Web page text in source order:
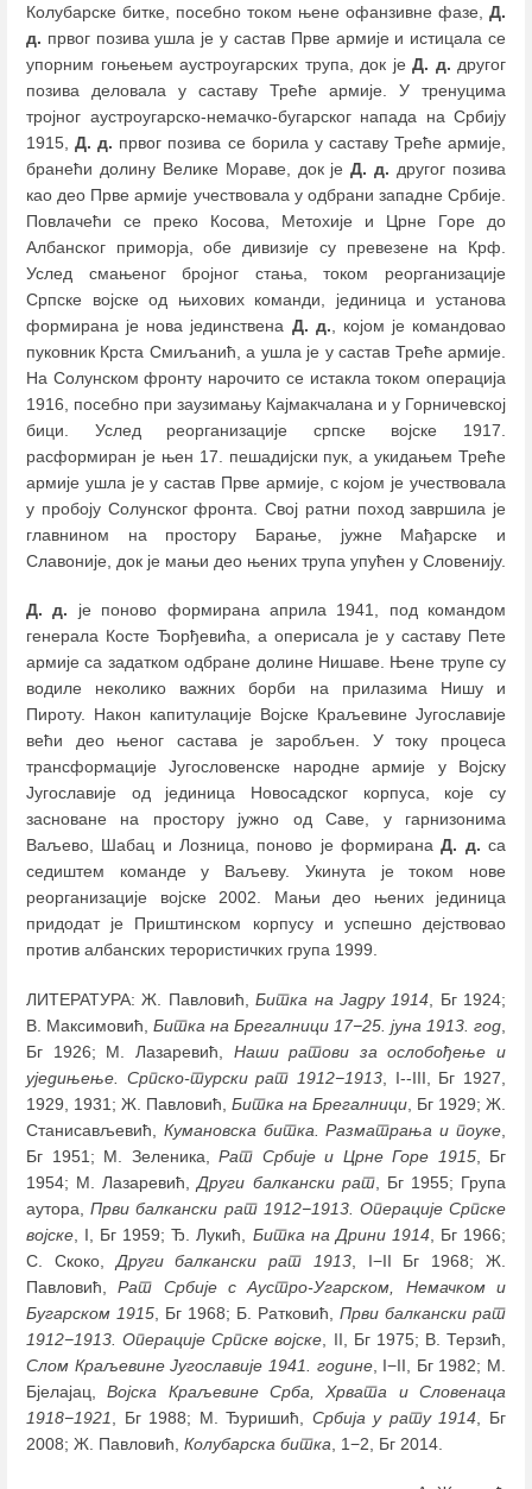
Колубарске битке, посебно током њене офанзивне фазе, Д.
д. првог позива ушла је у састав Прве армије и истицала се
упорним гоњењем аустроугарских трупа, док је Д. д. другог
позива деловала у саставу Треће армије. У тренуцима
тројног аустроугарско-немачко-бугарског напада на Србију
1915,Д. д. првог позива се борила у саставу Треће армије,
бранећи долину Велике Мораве, док јеД. д. другог позива
као део Прве армије учествовала у одбрани западне Србије.
Повлачећи се преко Косова, Метохије и Црне Горе до
Албанског приморја, обе дивизије су превезене на Крф.
Услед смањеног бројног стања, током реорганизације
Српске војске од њихових команди, јединица и установа
формирана је нова јединствена Д. д. , којом је командовао
пуковник Крста Смиљанић, а ушла је у састав Треће армије.
На Солунском фронту нарочито се истакла током операција
1916, посебно при заузимању Кајмакчалана и у Горничевској
бици. Услед реорганизације српске војске 1917.
расформиран је њен 17. пешадијски пук, а укидањем Треће
армије ушла је у састав Прве армије, с којом је учествовала
у пробоју Солунског фронта. Свој ратни поход завршила је
главнином на простору Барање, јужне Мађарске и
Славоније, док је мањи део њених трупа упућен у Словенију.
Д. д. је поново формирана априла 1941, под командом
генерала Косте Ђорђевића, а оперисала је у саставу Пете
армије са задатком одбране долине Нишаве. Њене трупе су
водиле неколико важних борби на прилазима Нишу и
Пироту. Након капитулације Војске Краљевине Југославије
већи део њеног састава је заробљен. У току процеса
трансформације Југословенске народне армије у Војску
Југославије од јединица Новосадског корпуса, које су
засноване на простору јужно од Саве, у гарнизонима
Ваљево, Шабац и Лозница, поново је формиранаД. д. са
седиштем команде у Ваљеву. Укинута је током нове
реорганизације војске 2002. Мањи део њених јединица
придодат је Приштинском корпусу и успешно дејствовао
против албанских терористичких група 1999.
ЛИТЕРАТУРА: Ж. Павловић,Битка на Јадру 1914 , Бг 1924;
В. Максимовић, Битка на Брегалници 17−25. јуна 1913. год
Бг 1926; М. Лазаревић, Наши ратови за ослобођење и
уједињење. Српско-турски рат 1912−1913 , I--III, Бг 1927,
1929, 1931; Ж. Павловић, Битка на Брегалници , Бг 1929; Ж.
Станисављевић, Кумановска битка. Разматрања и поуке
Бг 1951; М. Зеленика, Рат Србије и Црне Горе 1915, Бг
1954; М. Лазаревић,Други балкански рат, Бг 1955; Група
аутора,Први балкански рат 1912−1913. Операције Српске
војске , I, Бг 1959; Ђ. Лукић, Битка на Дрини 1914, Бг 1966;
С. Скоко, Други балкански рат 1913, I−II Бг 1968; Ж.
Павловић,Рат Србије с Аустро-Угарском, Немачком и
Бугарском 1915 , Бг 1968; Б. Ратковић, Први балкански рат
1912−1913. Операције Српске војске , II, Бг 1975; В. Терзић,
Слом Краљевине Југославије 1941. године, I−II, Бг 1982; M.
Бјелајац,Војска Краљевине Срба, Хрвата и Словенаца
1918−1921
, Бг 1988; М. Ђуришић, Србија у рату 1914 , Бг
2008; Ж. Павловић, Колубарска битка , 1−2, Бг 2014.